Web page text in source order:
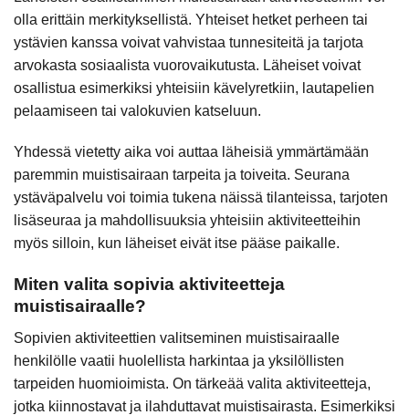
olla erittäin merkityksellistä. Yhteiset hetket perheen tai
ystävien kanssa voivat vahvistaa tunnesiteitä ja tarjota
arvokasta sosiaalista vuorovaikutusta. Läheiset voivat
osallistua esimerkiksi yhteisiin kävelyretkiin, lautapelien
pelaamiseen tai valokuvien katseluun.
Yhdessä vietetty aika voi auttaa läheisiä ymmärtämään
paremmin muistisairaan tarpeita ja toiveita. Seurana
ystäväpalvelu voi toimia tukena näissä tilanteissa, tarjoten
lisäseuraa ja mahdollisuuksia yhteisiin aktiviteetteihin
myös silloin, kun läheiset eivät itse pääse paikalle.
Miten valita sopivia aktiviteetteja
muistisairaalle?
Sopivien aktiviteettien valitseminen muistisairaalle
henkilölle vaatii huolellista harkintaa ja yksilöllisten
tarpeiden huomioimista. On tärkeää valita aktiviteetteja,
jotka kiinnostavat ja ilahduttavat muistisairasta. Esimerkiksi